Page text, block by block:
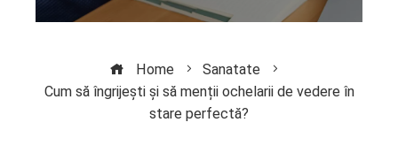
Home
Sanatate
Cum să îngrijești și să menții ochelarii de vedere în
stare perfectă?